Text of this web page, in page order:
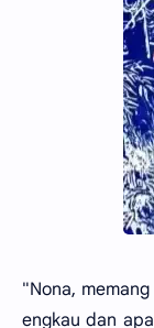
"Nona,
engkau dan